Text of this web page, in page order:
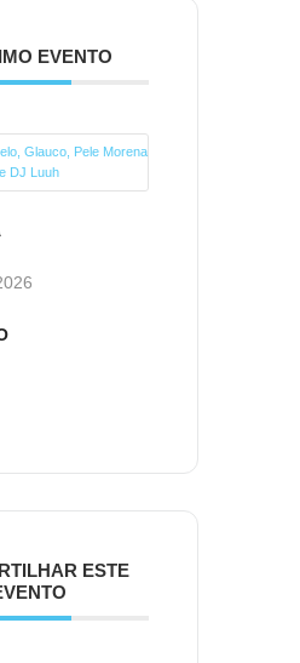
EVENTO
Glauco, Pele Morena
e DJ Luuh
ESTE